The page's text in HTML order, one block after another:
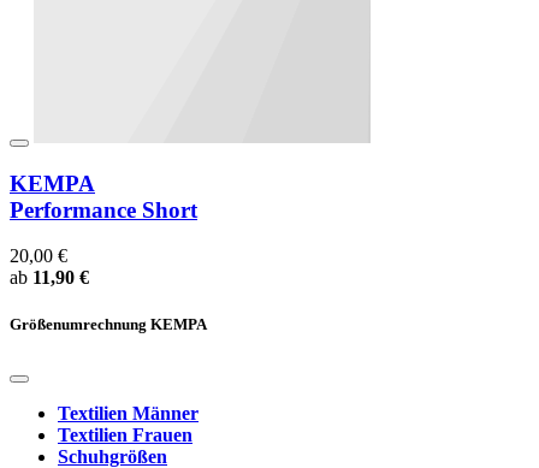
KEMPA
Performance Short
20,00 €
ab 11,90 €
Größenumrechnung KEMPA
Textilien Männer
Textilien Frauen
Schuhgrößen